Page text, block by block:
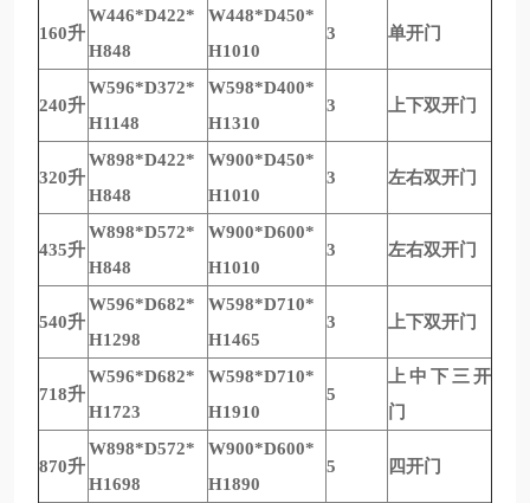
160升
W446*D422*
H848
W448*D450*
H1010
3 单开门
240升
W596*D372*
H1148
W598*D400*
H1310
3 上下双开门
320升
W898*D422*
H848
W900*D450*
H1010
3 左右双开门
435升
W898*D572*
H848
W900*D600*
H1010
3 左右双开门
540升
W596*D682*
H1298
W598*D710*
H1465
3 上下双开门
718升
W596*D682*
H1723
W598*D710*
H1910
5
上中下三开
门
870升
W898*D572*
H1698
W900*D600*
H1890
5 四开门